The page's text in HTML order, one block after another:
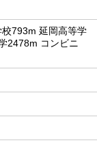
793m 延岡高等学
2478m コンビニ